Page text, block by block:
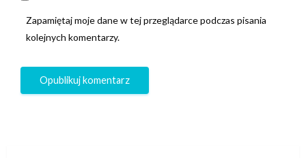
Zapamiętaj moje dane w tej przeglądarce podczas pisania
kolejnych komentarzy.